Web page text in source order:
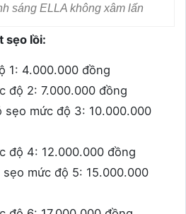
sáng ELLA không xâm lấn
sẹo lồi:
1: 4.000.000 đồng
độ 2: 7.000.000 đồng
sẹo mức độ 3: 10.000.000
độ 4: 12.000.000 đồng
mức độ 5: 15.000.000